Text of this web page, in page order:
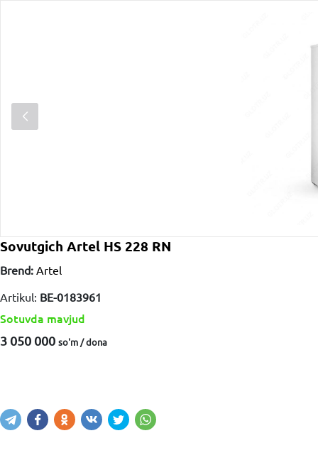
Sovutgich Artel HS 228 RN
Brend: Artel
Artikul: BE-0183961
Sotuvda mavjud
3 050 000 so'm / dona